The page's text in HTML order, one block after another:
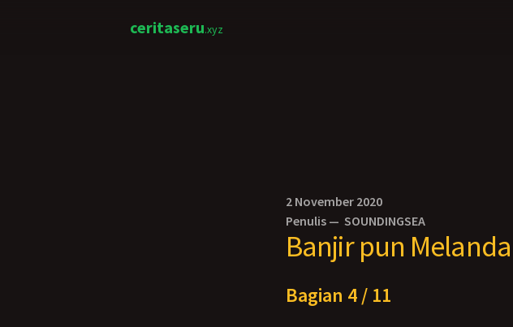
ceritaseru.xyz
2 November 2020
Penulis — SOUNDINGSEA
Banjir pun Melanda
Bagian 4 / 11